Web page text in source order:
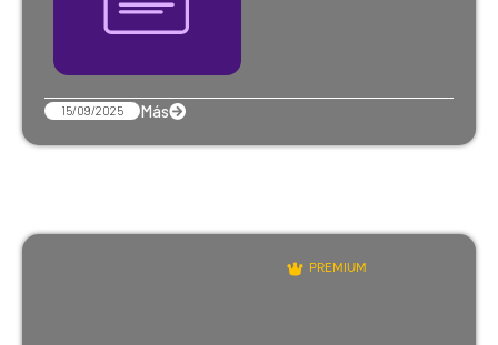
15/09/2025 Más
PREMIUM